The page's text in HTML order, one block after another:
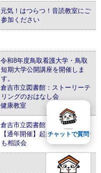
元気！はつらつ！音読教室にご
参加ください
令和8年度鳥取看護大学・鳥取
短期大学公開講座を開催しま
す。
倉吉市立図書館：ストーリーテ
リングのおはなし会
健康教室
倉吉市立図書館：おはなしかい
【通年開催】起業・経営なんで
も相談会
チャットで質問